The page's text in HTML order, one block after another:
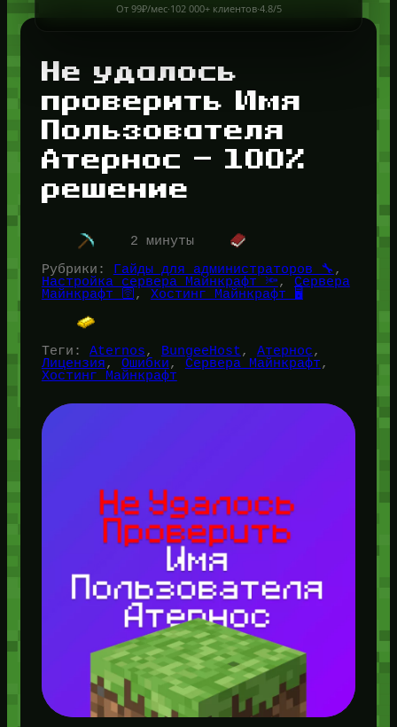
От 99₽/мес·102 000+ клиентов·4.8/5
Не удалось
проверить Имя
Пользователя
Атернос — 100%
решение
2 минуты
Рубрики:
Гайды для администраторов 🔧
Настройка сервера Майнкрафт 🔦, Сервера
Майнкрафт 🛜 , Хостинг Майнкрафт 🖥️
Теги: Aternos, BungeeHost, Атернос
Лицензия, Ошибки, Сервера Майнкрафт
Хостинг Майнкрафт